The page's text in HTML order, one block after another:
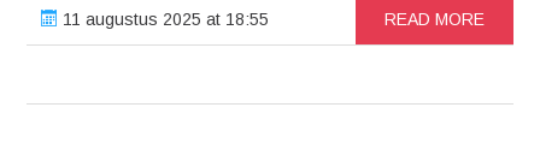
11 augustus 2025 at 18:55 READ MORE